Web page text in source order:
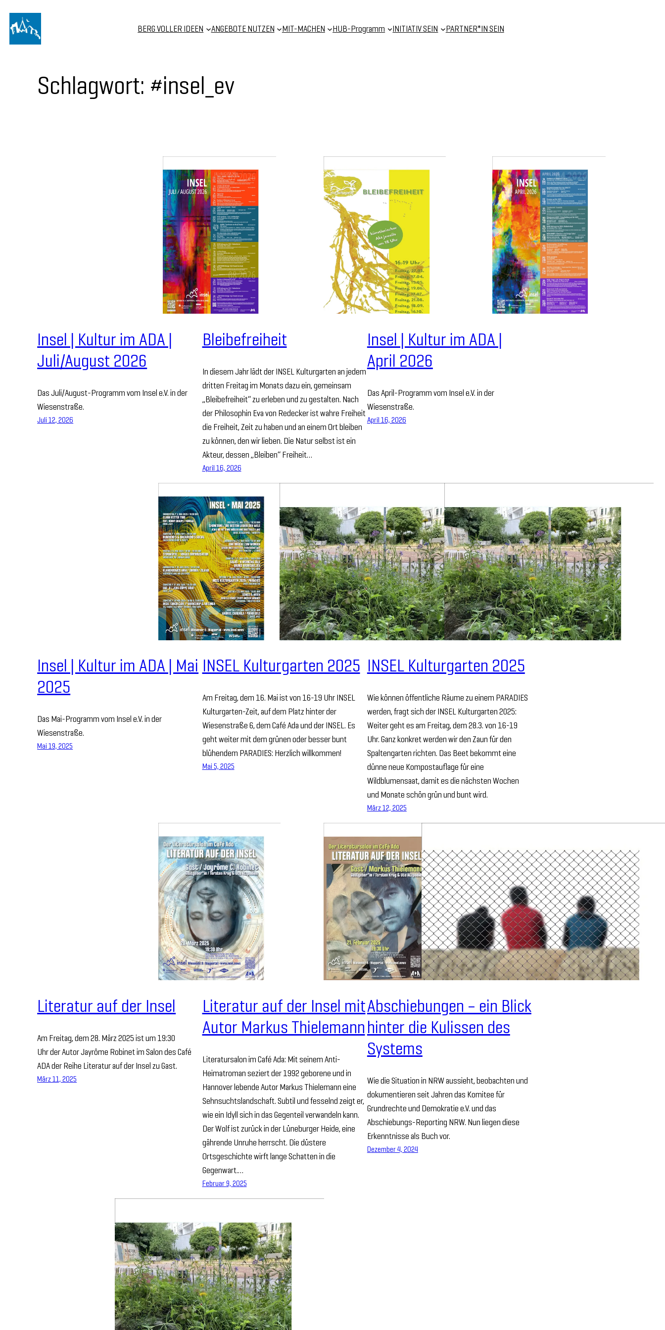
BERG VOLLER IDEEN ANGEBOTE NUTZEN MIT-MACHEN HUB-Programm INITIATIV SEIN PARTNER*IN SEIN
Schlagwort: #insel_ev
Insel | Kultur im ADA |
Juli/August 2026
Das Juli/August-Programm vom Insel e.V. in der
Wiesenstraße.
Juli 12, 2026
Bleibefreiheit
In diesem Jahr lädt der INSEL Kulturgarten an jedem
dritten Freitag im Monats dazu ein, gemeinsam
„Bleibefreiheit“ zu erleben und zu gestalten. Nach
der Philosophin Eva von Redecker ist wahre Freiheit
die Freiheit, Zeit zu haben und an einem Ort bleiben
zu können, den wir lieben. Die Natur selbst ist ein
Akteur, dessen „Bleiben“ Freiheit…
April 16, 2026
Insel | Kultur im ADA |
April 2026
Das April-Programm vom Insel e.V. in der
Wiesenstraße.
April 16, 2026
Insel | Kultur im ADA | Mai
2025
Das Mai-Programm vom Insel e.V. in der
Wiesenstraße.
Mai 19, 2025
INSEL Kulturgarten 2025
Am Freitag, dem 16. Mai ist von 16-19 Uhr INSEL
Kulturgarten-Zeit, auf dem Platz hinter der
Wiesenstraße 6, dem Café Ada und der INSEL. Es
geht weiter mit dem grünen oder besser bunt
blühendem PARADIES: Herzlich willkommen!
Mai 5, 2025
INSEL Kulturgarten 2025
Wie können öffentliche Räume zu einem PARADIES
werden, fragt sich der INSEL Kulturgarten 2025:
Weiter geht es am Freitag, dem 28.3. von 16-19
Uhr. Ganz konkret werden wir den Zaun für den
Spaltengarten richten. Das Beet bekommt eine
dünne neue Kompostauflage für eine
Wildblumensaat, damit es die nächsten Wochen
und Monate schön grün und bunt wird.
März 12, 2025
Literatur auf der Insel
Am Freitag, dem 28. März 2025 ist um 19:30
Uhr der Autor Jayrôme Robinet im Salon des Café
ADA der Reihe Literatur auf der Insel zu Gast.
März 11, 2025
Literatur auf der Insel mit
Autor Markus Thielemann
Literatursalon im Café Ada: Mit seinem Anti-
Heimatroman seziert der 1992 geborene und in
Hannover lebende Autor Markus Thielemann eine
Sehnsuchtslandschaft. Subtil und fesselnd zeigt er,
wie ein Idyll sich in das Gegenteil verwandeln kann.
Der Wolf ist zurück in der Lüneburger Heide, eine
gährende Unruhe herrscht. Die düstere
Ortsgeschichte wirft lange Schatten in die
Gegenwart.…
Februar 9, 2025
Abschiebungen – ein Blick
hinter die Kulissen des
Systems
Wie die Situation in NRW aussieht, beobachten und
dokumentieren seit Jahren das Komitee für
Grundrechte und Demokratie e.V. und das
Abschiebungs-Reporting NRW. Nun liegen diese
Erkenntnisse als Buch vor.
Dezember 4, 2024